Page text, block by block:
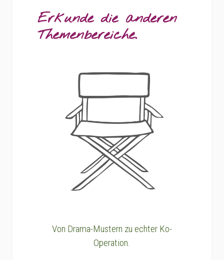
Erkunde die anderen
Themenbereiche.
Von Drama-Mustern zu echter Ko-
Operation.